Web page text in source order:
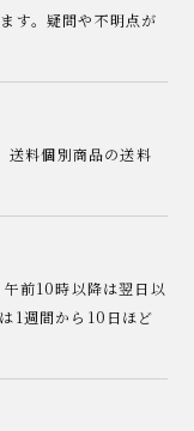
す。疑問や不明点が
料個別商品の送料
前10時以降は翌日以
1週間から10日ほど